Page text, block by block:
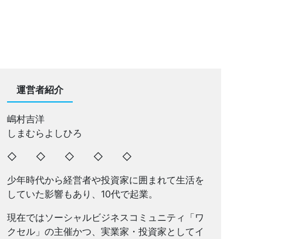
運営者紹介
嶋村吉洋
しまむらよしひろ
◇ ◇ ◇ ◇ ◇
少年時代から経営者や投資家に囲まれて生活を
していた影響もあり、10代で起業。
現在ではソーシャルビジネスコミュニティ「ワ
クセル」の主催かつ、実業家・投資家としてイ